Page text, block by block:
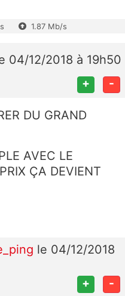
1.87 Mb/s
04/12/2018 à 19h50
+ -
DU GRAND
AVEC LE
ÇA DEVIENT
le 04/12/2018
+ -